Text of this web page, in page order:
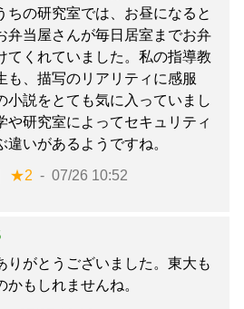
ちの研究室では、お昼になると
弁当屋さんが毎日居室までお弁
てくれていました。私の指導教
も、描写のリアリティに感服
小説をとても気に入っていまし
や研究室によってセキュリティ
違いがあるようですね。
★2 07/26 10:52
りがとうございました。東大も
かもしれませんね。